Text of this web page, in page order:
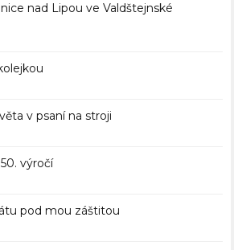
nad Lipou ve Valdštejnské
v psaní na stroji
výročí
pod mou záštitou